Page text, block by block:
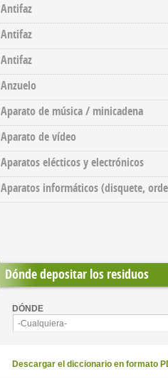
Antifaz
Antifaz
Antifaz
Anzuelo
Aparato de música / minicadena
Aparato de vídeo
Aparatos elécticos y electrónicos
Aparatos informáticos (disquete,
Dónde depositar los residuos
DÓNDE
-Cualquiera-
Descargar el diccionario en formato